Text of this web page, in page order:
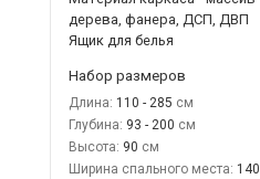
дерева, фанера, ДСП, ДВП
Ящик для белья
Набор размеров
Длина: 110 - 285
Глубина: 93 - 200
Высота: 90
Ширина спального места: 140